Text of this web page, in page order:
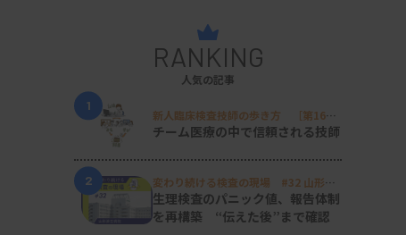
RANKING
人気の記事
1
新人臨床検査技師の歩き方 ［第16
回］
チーム医療の中で信頼される技師
2
変わり続ける検査の現場 #32 山形済
生病院
生理検査のパニック値、報告体制
を再構築 “伝えた後”まで確認